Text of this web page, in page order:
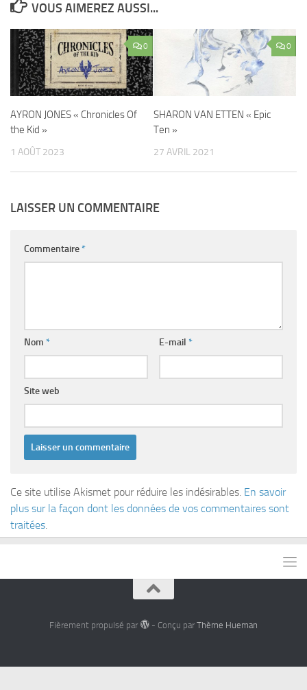
VOUS AIMEREZ AUSSI...
0
AYRON JONES « Chronicles Of
the Kid »
1 AOÛT 2023
0
SHARON VAN ETTEN « Epic
Ten »
27 AVRIL 2021
LAISSER UN COMMENTAIRE
Commentaire*
Nom * E-mail *
Site web
Ce site utilise Akismet pour réduire les indésirables. En savoir
plus sur la façon dont les données de vos commentaires sont
traitées
Fièrement propulsé par - Conçu par Thème Hueman